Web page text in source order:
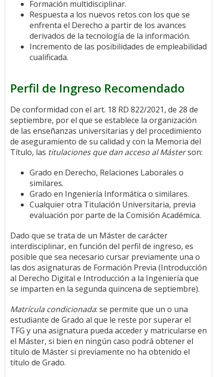
Formación multidisciplinar.
Respuesta a los nuevos retos con los que se
enfrenta el Derecho a partir de los avances
derivados de la tecnología de la información.
Incremento de las posibilidades de empleabilidad
cualificada.
Perfil de Ingreso Recomendado
De conformidad con el art. 18 RD 822/2021, de 28 de
septiembre, por el que se establece la organización
de las enseñanzas universitarias y del procedimiento
de aseguramiento de su calidad y con la Memoria del
Título, las titulaciones que dan acceso al Másterson:
Grado en Derecho, Relaciones Laborales o
similares.
Grado en Ingeniería Informática o similares.
Cualquier otra Titulación Universitaria, previa
evaluación por parte de la Comisión Académica.
Dado que se trata de un Máster de carácter
interdisciplinar, en función del perfil de ingreso, es
posible que sea necesario cursar previamente una o
las dos asignaturas de Formación Previa (Introducción
al Derecho Digital e Introducción a la Ingeniería que
se imparten en la segunda quincena de septiembre).
Matrícula condicionada: se permite que un o una
estudiante de Grado al que le reste por superar el
TFG y una asignatura pueda acceder y matricularse en
el Máster, si bien en ningún caso podrá obtener el
título de Máster si previamente no ha obtenido el
título de Grado.